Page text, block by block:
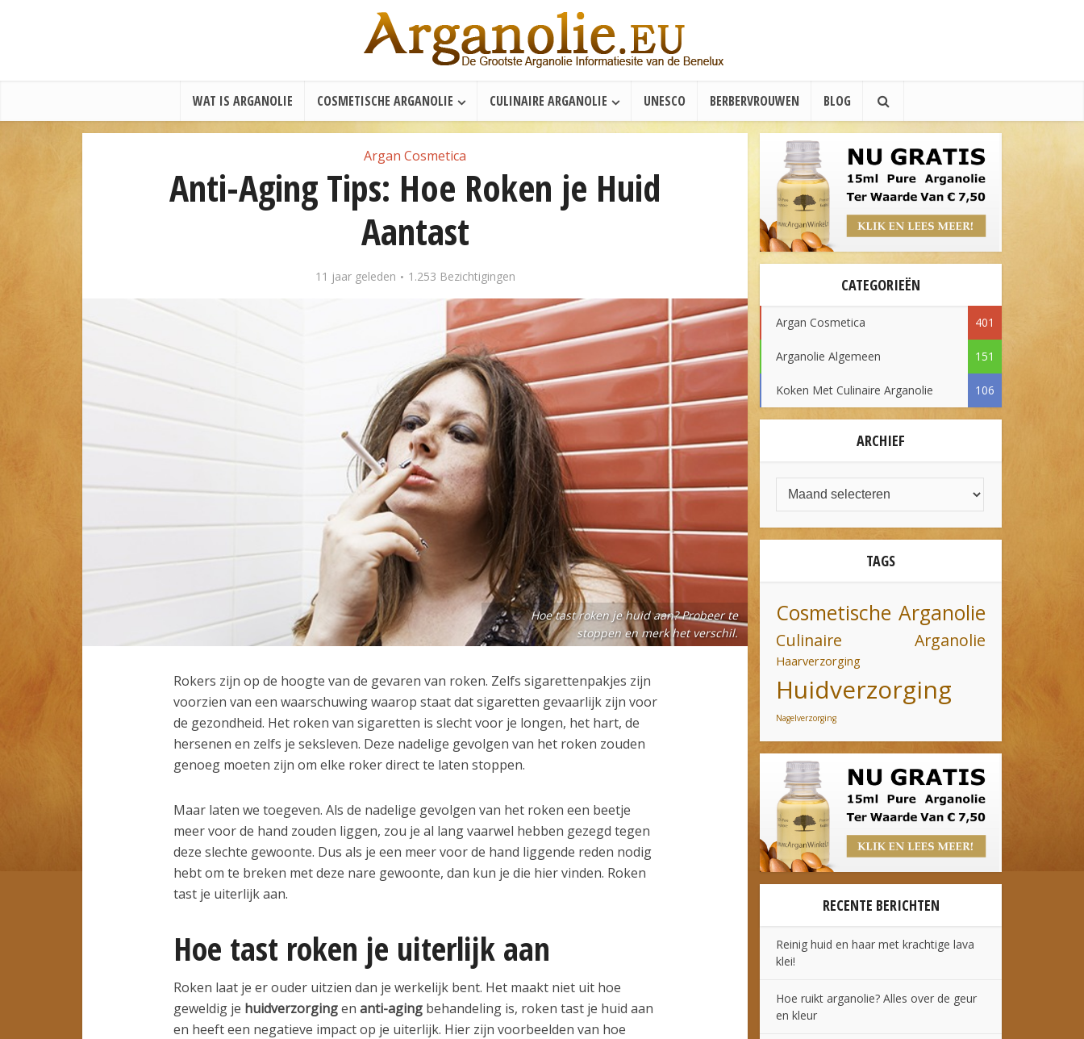
WAT IS ARGANOLIE COSMETISCHE ARGANOLIE CULINAIRE ARGANOLIE UNESCO BERBERVROUWEN BLOG
Argan Cosmetica
Anti-Aging Tips: Hoe Roken je Huid
Aantast
11 jaar geleden 1.253 Bezichtigingen
Hoe tast roken je huid aan? Probeer te
stoppen en merk het verschil.
Rokers zijn op de hoogte van de gevaren van roken. Zelfs sigarettenpakjes zijn
voorzien van een waarschuwing waarop staat dat sigaretten gevaarlijk zijn voor
de gezondheid. Het roken van sigaretten is slecht voor je longen, het hart, de
hersenen en zelfs je seksleven. Deze nadelige gevolgen van het roken zouden
genoeg moeten zijn om elke roker direct te laten stoppen.
Maar laten we toegeven. Als de nadelige gevolgen van het roken een beetje
meer voor de hand zouden liggen, zou je al lang vaarwel hebben gezegd tegen
deze slechte gewoonte. Dus als je een meer voor de hand liggende reden nodig
hebt om te breken met deze nare gewoonte, dan kun je die hier vinden. Roken
tast je uiterlijk aan.
Hoe tast roken je uiterlijk aan
Roken laat je er ouder uitzien dan je werkelijk bent. Het maakt niet uit hoe
geweldig je huidverzorgingen anti-agingbehandeling is, roken tast je huid aan
en heeft een negatieve impact op je uiterlijk. Hier zijn voorbeelden van hoe
CATEGORIEËN
Argan Cosmetica 401
Arganolie Algemeen 151
Koken Met Culinaire Arganolie 106
ARCHIEF
TAGS
Cosmetische Arganolie
Culinaire Arganolie
Haarverzorging
Huidverzorging
Nagelverzorging
RECENTE BERICHTEN
Reinig huid en haar met krachtige lava
klei!
Hoe ruikt arganolie? Alles over de geur
en kleur